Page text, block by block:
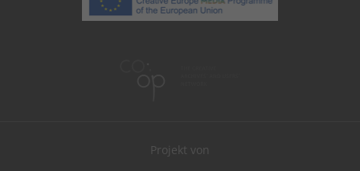
Projekt von